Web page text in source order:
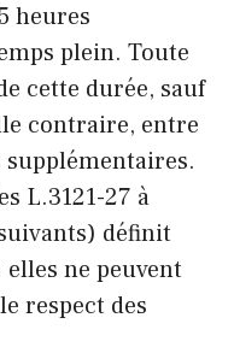
heures
plein. Toute
cette durée, sauf
contraire, entre
supplémentaires.
L.3121-27 à
définit
ne peuvent
respect des